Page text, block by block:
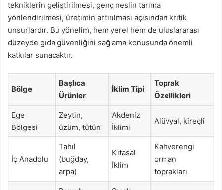
tekniklerin geliştirilmesi, genç neslin tarıma
yönlendirilmesi, üretimin artırılması açısından kritik
unsurlardır. Bu yönelim, hem yerel hem de uluslararası
düzeyde gıda güvenliğini sağlama konusunda önemli
katkılar sunacaktır.
Bölge
Başlıca
Ürünler
İklim Tipi
Toprak
Özellikleri
Ege
Bölgesi
Zeytin,
üzüm, tütün
Akdeniz
İklimi
Alüvyal, kireçli
İç Anadolu
Tahıl
(buğday,
arpa)
Kıtasal
İklim
Kahverengi
orman
toprakları